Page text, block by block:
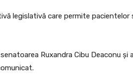
legislativă care permite
Ruxandra Cibu Deaconu